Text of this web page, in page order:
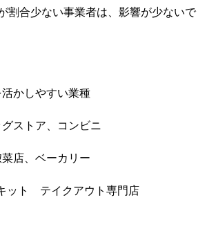
割合少ない事業者は、影響が少ないで
かしやすい業種
ストア、コンビニ
店、ベーカリー
ット テイクアウト専門店